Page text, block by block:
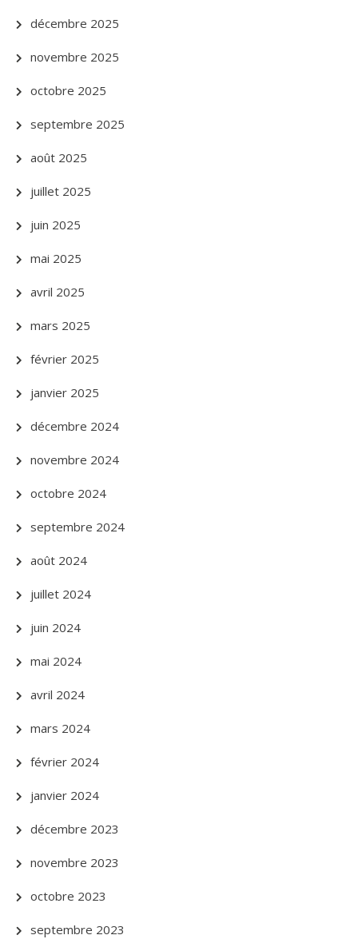
décembre 2025
novembre 2025
octobre 2025
septembre 2025
août 2025
juillet 2025
juin 2025
mai 2025
avril 2025
mars 2025
février 2025
janvier 2025
décembre 2024
novembre 2024
octobre 2024
septembre 2024
août 2024
juillet 2024
juin 2024
mai 2024
avril 2024
mars 2024
février 2024
janvier 2024
décembre 2023
novembre 2023
octobre 2023
septembre 2023